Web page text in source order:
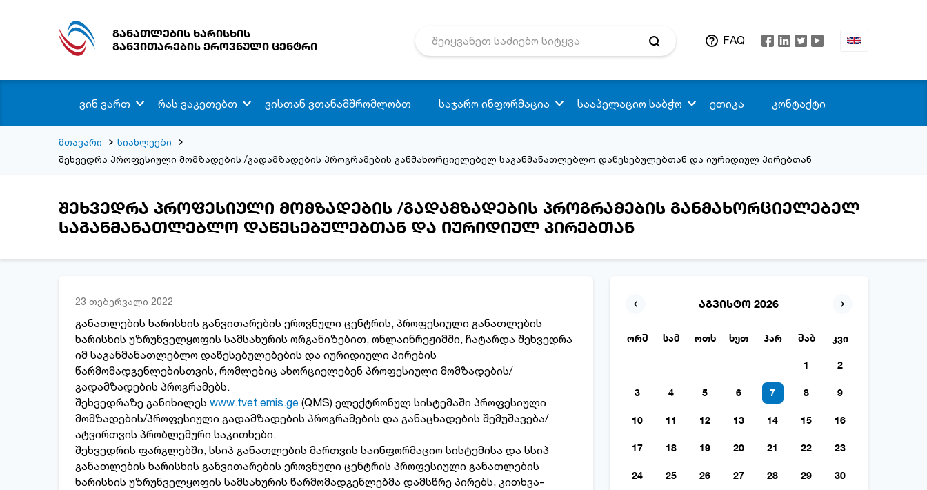
განათლების ხარისხის
განვითარების ეროვნული ცენტრი
FAQ
ვინ ვართ რას ვაკეთებთ ვისთან ვთანამშრომლობთ საჯარო ინფორმაცია სააპელაციო საბჭო ეთიკა კონტაქტი
მთავარი
სიახლეები
შეხვედრა პროფესიული მომზადების /გადამზადების პროგრამების განმახორციელებელ საგანმანათლებლო დაწესებულებთან და იურიდიულ პირებთან
შეხვედრა პროფესიული მომზადების /გადამზადების პროგრამების განმახორციელებელ
საგანმანათლებლო დაწესებულებთან და იურიდიულ პირებთან
აგვისტო 2026
ორშ სამ ოთხ ხუთ პარ შაბ კვი
1 2
3 4 5 6 7 8 9
10 11 12 13 14 15 16
17 18 19 20 21 22 23
24 25 26 27 28 29 30
23 თებერვალი 2022
განათლების ხარისხის განვითარების ეროვნული ცენტრის, პროფესიული განათლების
ხარისხის უზრუნველყოფის სამსახურის ორგანიზებით, ონლაინრეჟიმში, ჩატარდა შეხვედრა
იმ საგანმანათლებლო დაწესებულებების და იურიდიული პირების
წარმომადგენლებისთვის, რომლებიც ახორციელებენ პროფესიული მომზადების/
გადამზადების პროგრამებს.
შეხვედრაზე განიხილეს www.tvet.emis.ge (QMS) ელექტრონულ სისტემაში პროფესიული
მომზადების/პროფესიული გადამზადების პროგრამების და განაცხადების შემუშავება/
ატვირთვის პრობლემური საკითხები.
შეხვედრის ფარგლებში, სსიპ განათლების მართვის საინფორმაციო სისტემისა და სსიპ
განათლების ხარისხის განვითარების ეროვნული ცენტრის პროფესიული განათლების
ხარისხის უზრუნველყოფის სამსახურის წარმომადგენლებმა დამსწრე პირებს, კითხვა-